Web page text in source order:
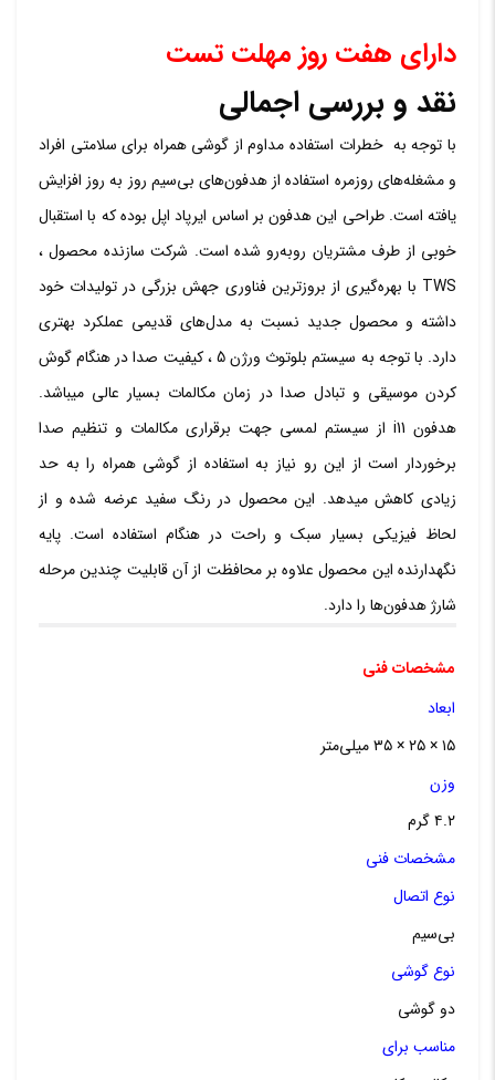
دارای هفت روز مهلت تست
نقد و بررسی اجمالی
با توجه به خطرات استفاده مداوم از گوشی همراه برای سلامتی افراد
و مشغله‌های روزمره استفاده از هدفون‌های بی‌سیم روز به روز افزایش
یافته است. طراحی این هدفون بر اساس ایرپاد اپل بوده که با استقبال
خوبی از طرف مشتریان روبه‌رو شده است. شرکت سازنده محصول ،
TWS با بهره‌گیری از بروزترین فناوری جهش بزرگی در تولیدات خود
داشته و محصول جدید نسبت به مدل‌های قدیمی عملکرد بهتری
دارد. با توجه به سیستم بلوتوث ورژن 5 ، کیفیت صدا در هنگام گوش
کردن موسیقی و تبادل صدا در زمان مکالمات بسیار عالی میباشد.
هدفون i11 از سیستم لمسی جهت برقراری مکالمات و تنظیم صدا
برخوردار است از این رو نیاز به استفاده از گوشی همراه را به حد
زیادی کاهش میدهد. این محصول در رنگ سفید عرضه شده و از
لحاظ فیزیکی بسیار سبک و راحت در هنگام استفاده است. پایه
نگهدارنده این محصول علاوه بر محافظت از آن قابلیت چندین مرحله
شارژ هدفون‌ها را دارد.
مشخصات فنی
ابعاد
۱۵ × ۲۵ × ۳۵ میلی‌متر
وزن
۴.۲ گرم
مشخصات فنی
نوع اتصال
بی‌سیم
نوع گوشی
دو گوشی
مناسب برای